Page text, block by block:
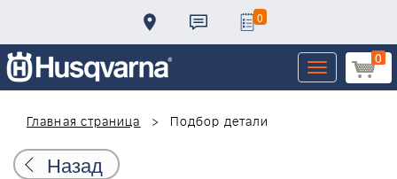
0
0
Toggle
navigation
Главная страница
Подбор детали
Назад